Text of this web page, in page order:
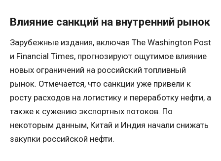
Влияние санкций на внутренний рынок
Зарубежные издания, включая The Washington Post
и Financial Times, прогнозируют ощутимое влияние
новых ограничений на российский топливный
рынок. Отмечается, что санкции уже привели к
росту расходов на логистику и переработку нефти, а
также к сужению экспортных потоков. По
некоторым данным, Китай и Индия начали снижать
закупки российской нефти.